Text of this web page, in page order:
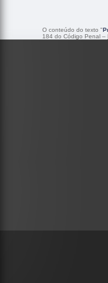
O conteúdo do texto "
184 do Código Penal –